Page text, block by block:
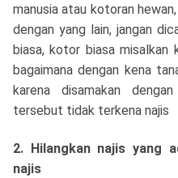
manusia atau kotoran
dengan yang lain, jangan
biasa, kotor biasa misalkan
bagaimana dengan kena
karena disamakan
tersebut tidak terkena najis
2. Hilangkan najis yang
najis